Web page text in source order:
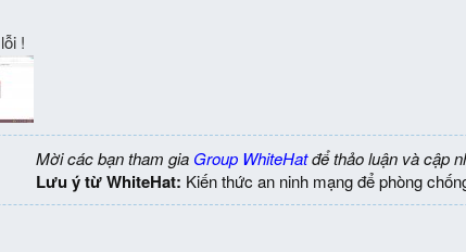
!
Mời các bạn tham gia Group WhiteHatđể thảo luận và cập
Lưu ý từ WhiteHat: Kiến thức an ninh mạng để phòng